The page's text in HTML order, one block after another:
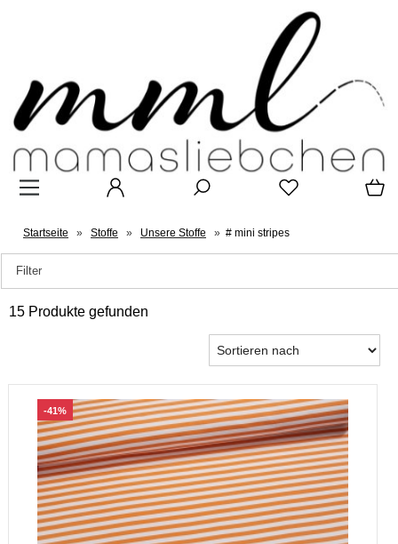
Startseite » Stoffe » Unsere Stoffe » # mini stripes
Filter
15 Produkte gefunden
-41%